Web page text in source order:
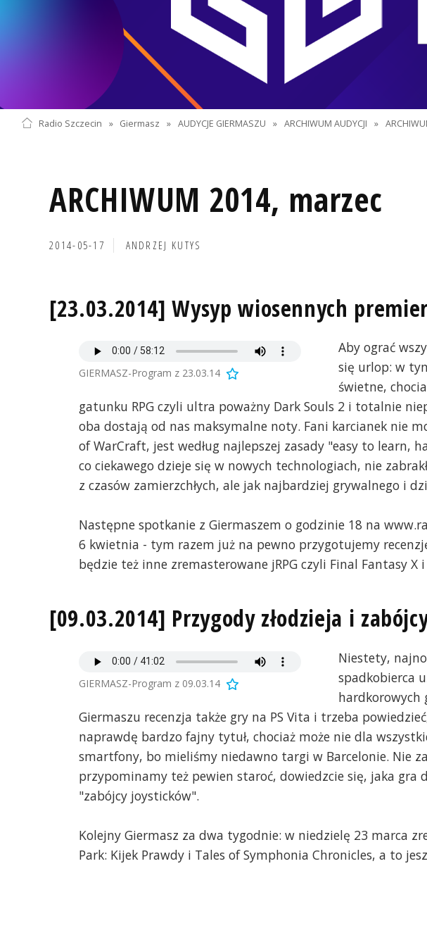
Radio Szczecin » Giermasz » AUDYCJE GIERMASZU » ARCHIWUM AUDYCJI »
ARCHIWUM 2014, marzec
2014-05-17 ANDRZEJ KUTYS
[23.03.2014] Wysyp wiosennych premier
GIERMASZ-Program z 23.03.14
Aby ograć
się urlop: w
świetne,
gatunku RPG czyli ultra poważny Dark Souls 2 i totalnie
oba dostają od nas maksymalne noty. Fani karcianek nie
of WarCraft, jest według najlepszej zasady "easy to learn,
co ciekawego dzieje się w nowych technologiach, nie
z czasów zamierzchłych, ale jak najbardziej grywalnego i
Następne spotkanie z Giermaszem o godzinie 18 na
6 kwietnia - tym razem już na pewno przygotujemy
będzie też inne zremasterowane jRPG czyli Final Fantasy X
[09.03.2014] Przygody złodzieja i
GIERMASZ-Program z 09.03.14
Niestety,
spadkobierca
hardkorowych
Giermaszu recenzja także gry na PS Vita i trzeba
naprawdę bardzo fajny tytuł, chociaż może nie dla
smartfony, bo mieliśmy niedawno targi w Barcelonie. Nie
przypominamy też pewien staroć, dowiedzcie się, jaka gra
"zabójcy joysticków".
Kolejny Giermasz za dwa tygodnie: w niedzielę 23 marca
Park: Kijek Prawdy i Tales of Symphonia Chronicles, a to